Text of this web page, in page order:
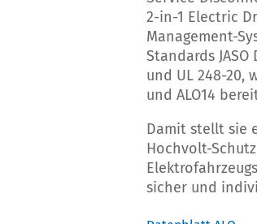
2-in-1 Electric
Management-
Standards JASO
und UL 248-20,
und ALO14
Damit stellt sie
Hochvolt-
sicher und